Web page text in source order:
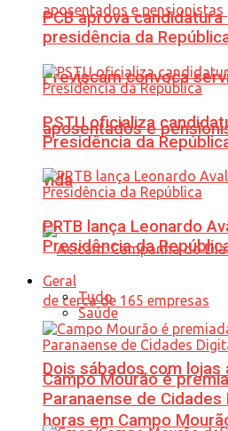
Previscam convoca
aposentados e
vida
Dois sábados com
horas em Campo
PCB aprova
presidência da
PSTU oficializa
Presidência da
PRTB lança Leonardo
Presidência da
Geral
Tudo
Saúde
Campo Mourão é
Paranaense de